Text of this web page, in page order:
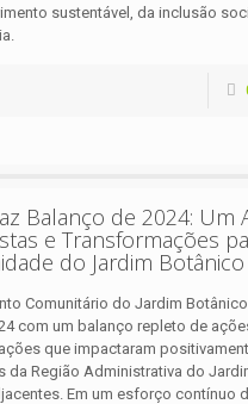
sustentável, da inclusão
Balanço de 2024: Um
e Transformações
do Jardim Botânico
Comunitário do Jardim
com um balanço repleto de
que impactaram
da Região Administrativa do
Em um esforço contínuo